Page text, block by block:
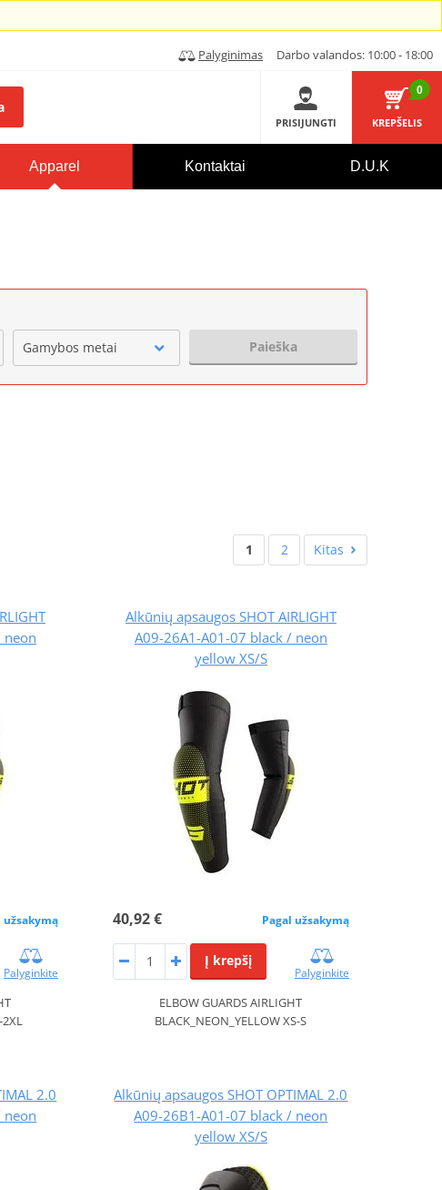
Palyginimas Darbo valandos: 10:00 - 18:00
PRISIJUNGTI
0
KREPŠELIS
Apparel Kontaktai D.U.K
Gamybos metai Paieška
1 2 Kitas
neon
užsakymą
Palyginkite
2XL
Alkūnių apsaugos SHOT AIRLIGHT
A09-26A1-A01-07 black / neon
yellow XS/S
40,92 € Pagal užsakymą
Į krepšį
Palyginkite
ELBOW GUARDS AIRLIGHT
BLACK_NEON_YELLOW XS-S
2.0
neon
Alkūnių apsaugos SHOT OPTIMAL 2.0
A09-26B1-A01-07 black / neon
yellow XS/S